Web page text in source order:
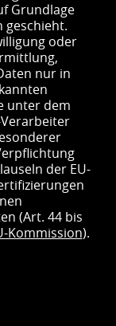
Grundlage
geschieht.
oder
nur in
unter dem
der EU-
(Art. 44 bis
Kommission).